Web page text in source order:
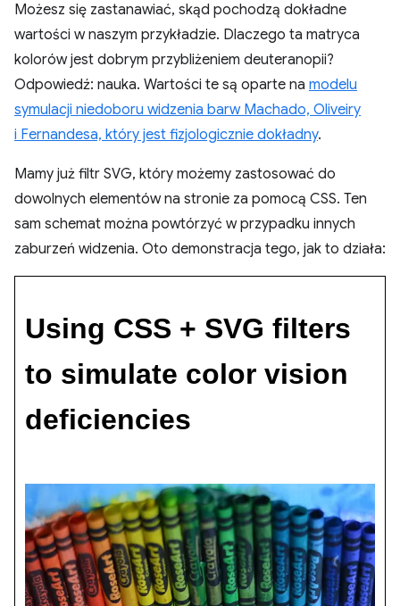
Możesz się zastanawiać, skąd pochodzą dokładne
wartości w naszym przykładzie. Dlaczego ta matryca
kolorów jest dobrym przybliżeniem deuteranopii?
Odpowiedź: nauka. Wartości te są oparte na modelu
symulacji niedoboru widzenia barw Machado, Oliveiry
i Fernandesa, który jest fizjologicznie dokładny.
Mamy już filtr SVG, który możemy zastosować do
dowolnych elementów na stronie za pomocą CSS. Ten
sam schemat można powtórzyć w przypadku innych
zaburzeń widzenia. Oto demonstracja tego, jak to działa: